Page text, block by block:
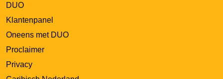
DUO
Klantenpanel
Oneens met DUO
Proclaimer
Privacy